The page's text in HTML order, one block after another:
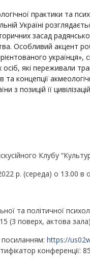
практики та
Україні
засад
Особливий акцент
українця»,
які переживали
та концепції
позицій її
Клубу
р. (середа) о 13.00
та політичної
(3 поверх, актова
посиланням:https://
конференції: